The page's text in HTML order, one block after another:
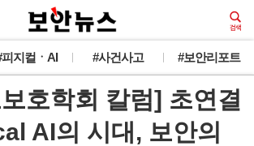
피지컬ㆍAI #사건사고 #보안리포트
호학회 칼럼] 초연결
AI의 시대, 보안의